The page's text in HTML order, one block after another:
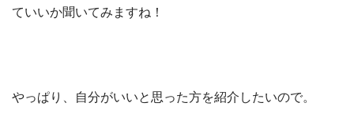
ていいか聞いてみますね！
やっぱり、自分がいいと思った方を紹介したいので。